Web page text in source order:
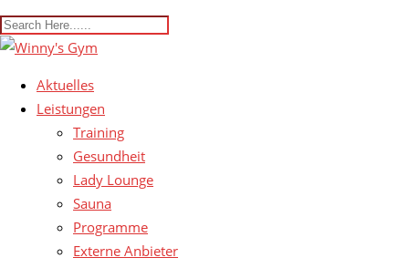
Aktuelles
Leistungen
Training
Gesundheit
Lady Lounge
Sauna
Programme
Externe Anbieter